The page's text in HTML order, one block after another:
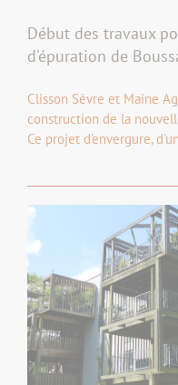
Début des travaux
d'épuration de
Clisson Sèvre et Maine
construction de la
Ce projet d'envergure,